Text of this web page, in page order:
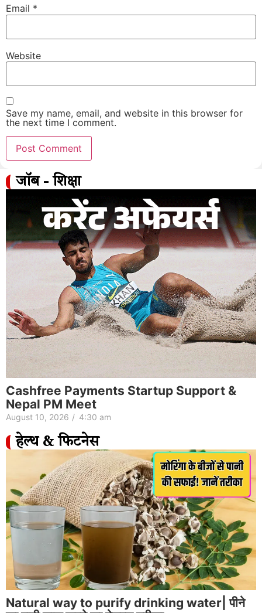
Email *
Website
Save my name, email, and website in this browser for
the next time I comment.
जॉब - शिक्षा
Cashfree Payments Startup Support &
Nepal PM Meet
August 10, 2026 / 4:30 am
हेल्थ & फिटनेस
Natural way to purify drinking water| पीने